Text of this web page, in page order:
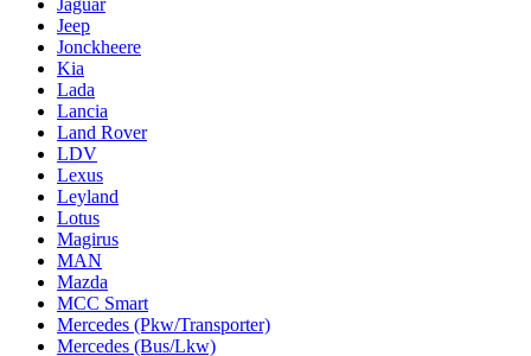
Jeep
Jonckheere
Kia
Lada
Lancia
Land Rover
LDV
Lexus
Leyland
Lotus
Magirus
MAN
Mazda
MCC Smart
Mercedes (Pkw/Transporter)
Mercedes (Bus/Lkw)